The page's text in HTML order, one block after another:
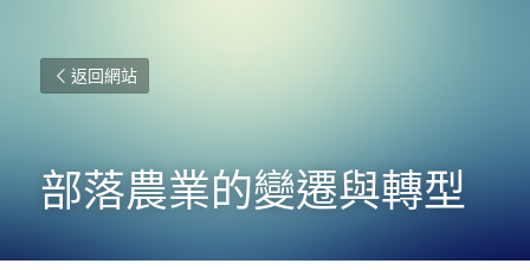
返回網站
部落農業的變遷與轉型